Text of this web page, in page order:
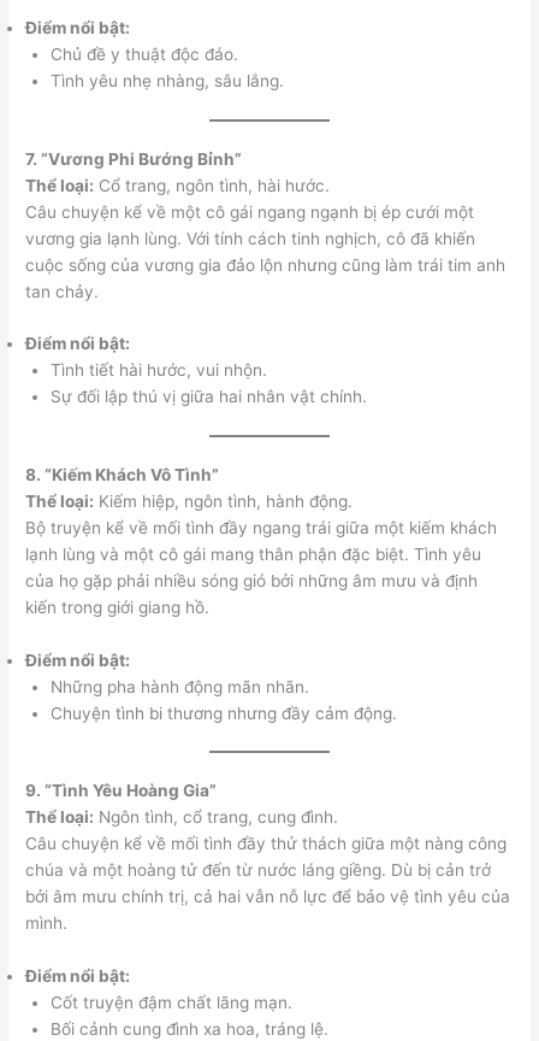
Điểm nổi bật:
Chủ đề y thuật độc đáo.
Tình yêu nhẹ nhàng, sâu lắng.
7. “Vương Phi Bướng Bỉnh”
Thể loại: Cổ trang, ngôn tình, hài hước.
Câu chuyện kể về một cô gái ngang ngạnh bị ép cưới một
vương gia lạnh lùng. Với tính cách tinh nghịch, cô đã khiến
cuộc sống của vương gia đảo lộn nhưng cũng làm trái tim anh
tan chảy.
Điểm nổi bật:
Tình tiết hài hước, vui nhộn.
Sự đối lập thú vị giữa hai nhân vật chính.
8. “Kiếm Khách Vô Tình”
Thể loại: Kiếm hiệp, ngôn tình, hành động.
Bộ truyện kể về mối tình đầy ngang trái giữa một kiếm khách
lạnh lùng và một cô gái mang thân phận đặc biệt. Tình yêu
của họ gặp phải nhiều sóng gió bởi những âm mưu và định
kiến trong giới giang hồ.
Điểm nổi bật:
Những pha hành động mãn nhãn.
Chuyện tình bi thương nhưng đầy cảm động.
9. “Tình Yêu Hoàng Gia”
Thể loại: Ngôn tình, cổ trang, cung đình.
Câu chuyện kể về mối tình đầy thử thách giữa một nàng công
chúa và một hoàng tử đến từ nước láng giềng. Dù bị cản trở
bởi âm mưu chính trị, cả hai vẫn nỗ lực để bảo vệ tình yêu của
mình.
Điểm nổi bật:
Cốt truyện đậm chất lãng mạn.
Bối cảnh cung đình xa hoa, tráng lệ.